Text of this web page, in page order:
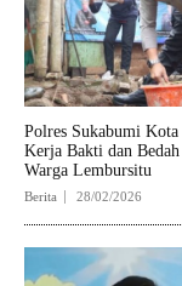
Polres Sukabumi Kota
Kerja Bakti dan
Warga Lembursitu
Berita 28/02/2026